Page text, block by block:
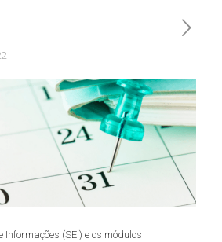
Informações (SEI) e os módulos